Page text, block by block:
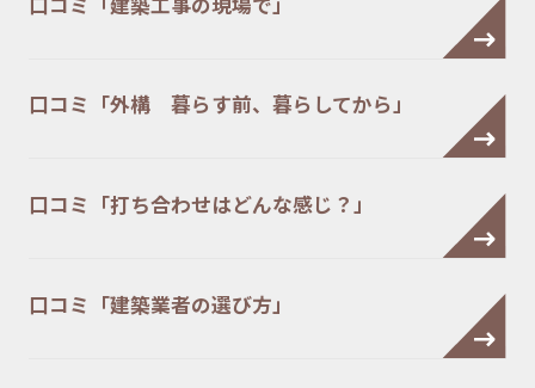
口コミ「外構 暮らす前、暮らしてから」
口コミ「打ち合わせはどんな感じ？」
口コミ「建築業者の選び方」